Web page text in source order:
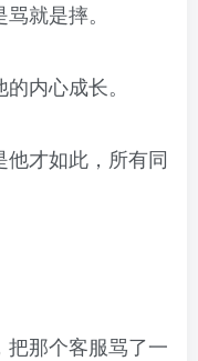
就是摔。
内心成长。
才如此，所有同
那个客服骂了一